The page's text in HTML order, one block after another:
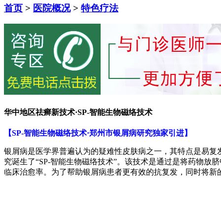
首页 > 医院概况> 特色疗法
华中地区祛癣新技术·SP-智能生物磁络技术
【SP-智能生物磁络技术·郑州市银屑病研究独家引进】
银屑病是医学界普遍认为的疑难性皮肤病之一，其特点是易
究诞生了“SP-智能生物磁络技术”。该技术是通过是将药物放
临床治愈率。为了帮助银屑病患者更有效的抗复发，同时将